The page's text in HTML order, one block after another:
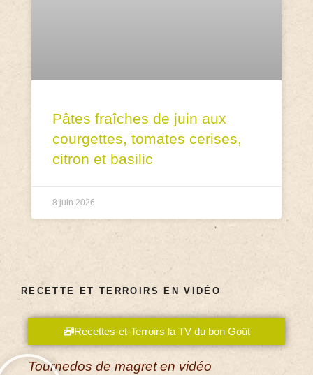
Pâtes fraîches de juin aux
courgettes, tomates cerises,
citron et basilic
8 juin 2026
RECETTE ET TERROIRS EN VIDÉO
Recettes-et-Terroirs la TV du bon Goût
Tournedos de magret en vidéo